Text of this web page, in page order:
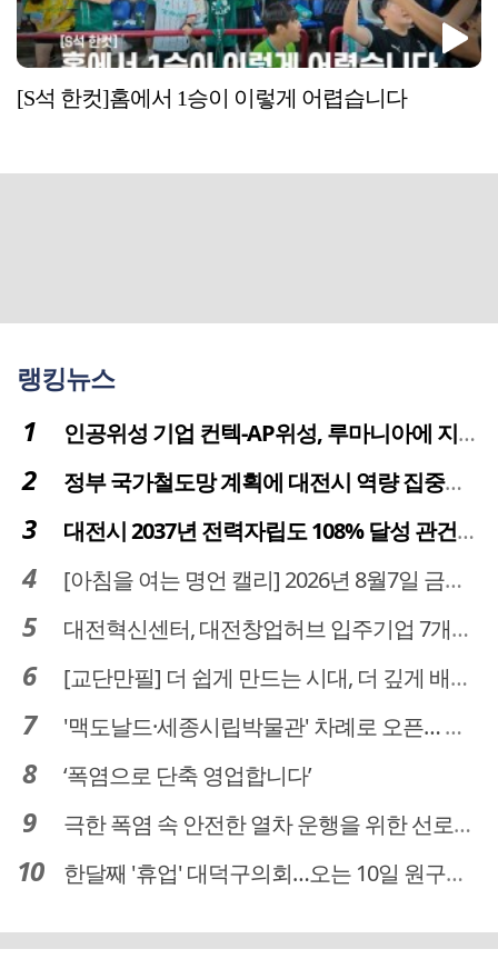
[S석 한컷]홈에서 1승이 이렇게 어렵습니다
랭킹뉴스
인공위성 기업 컨텍-AP위성, 루마니아에 지상국 시스템 전수
정부 국가철도망 계획에 대전시 역량 집중해야
대전시 2037년 전력자립도 108% 달성 관건은 '주민 수용성'
[아침을 여는 명언 캘리] 2026년 8월7일 금요일
대전혁신센터, 대전창업허브 입주기업 7개사 모집
[교단만필] 더 쉽게 만드는 시대, 더 깊게 배우는 교육
'맥도날드·세종시립박물관' 차례로 오픈… 고운동 정주여건 좋아진다
‘폭염으로 단축 영업합니다’
극한 폭염 속 안전한 열차 운행을 위한 선로관리
한달째 '휴업' 대덕구의회…오는 10일 원구성 다시 돌입